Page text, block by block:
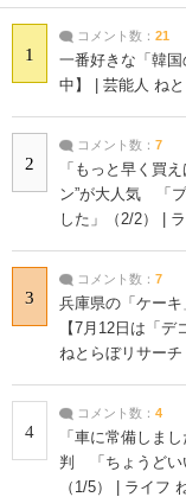
1
コメント数： 21
一番好きな「韓
中】 | 芸能人 ね
2
コメント数： 7
「もっと早く買
ン”が大人気 「
した」（2/2） |
3
コメント数： 7
兵庫県の「ケー
【7月12日は「
ねとらぼリサーチ
4
コメント数： 4
「車に常備しま
判 「ちょうどい
（1/5） | ライフ